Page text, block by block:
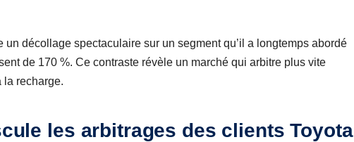
décollage spectaculaire sur un segment qu’il a longtemps abordé
de 170 %. Ce contraste révèle un marché qui arbitre plus vite
la recharge.
les arbitrages des clients Toyota